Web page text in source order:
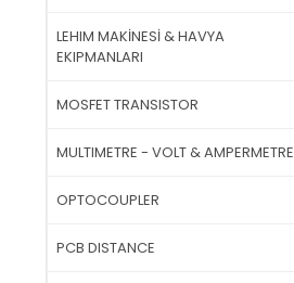
LEHIM MAKİNESİ & HAVYA
EKIPMANLARI
MOSFET TRANSISTOR
MULTIMETRE - VOLT & AMPERMETRE
OPTOCOUPLER
PCB DISTANCE